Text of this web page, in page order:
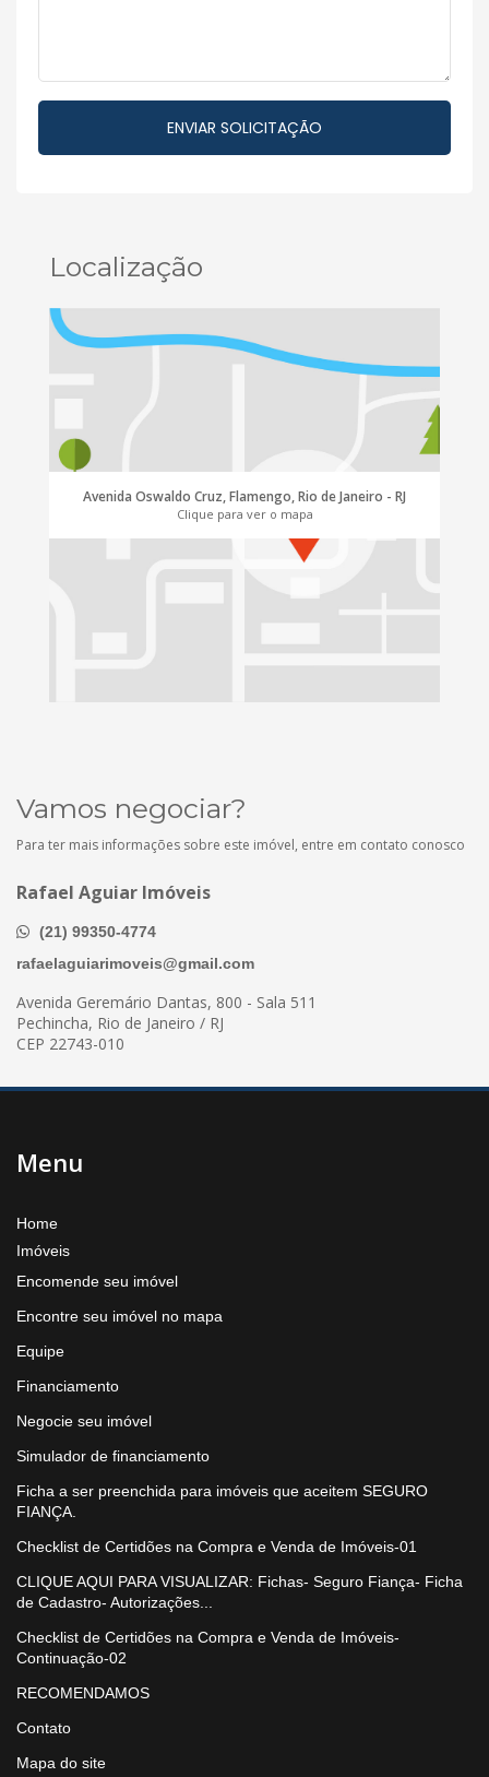
Localização
Avenida Oswaldo Cruz, Flamengo, Rio de Janeiro - RJ
Clique para ver o mapa
Vamos negociar?
Para ter mais informações sobre este imóvel, entre em contato conosco
Rafael Aguiar Imóveis
(21) 99350-4774
rafaelaguiarimoveis@gmail.com
Avenida Geremário Dantas, 800 - Sala 511
Pechincha, Rio de Janeiro / RJ
CEP 22743-010
Menu
Home
Imóveis
Encomende seu imóvel
Encontre seu imóvel no mapa
Equipe
Financiamento
Negocie seu imóvel
Simulador de financiamento
Ficha a ser preenchida para imóveis que aceitem SEGURO
FIANÇA.
Checklist de Certidões na Compra e Venda de Imóveis-01
CLIQUE AQUI PARA VISUALIZAR: Fichas- Seguro Fiança- Ficha
de Cadastro- Autorizações...
Checklist de Certidões na Compra e Venda de Imóveis-
Continuação-02
RECOMENDAMOS
Contato
Mapa do site